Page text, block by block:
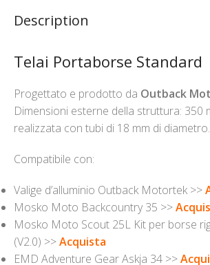
Description
Telai Portaborse Standard
Progettato e prodotto da Outback
Dimensioni esterne della struttura: 350
realizzata con tubi di 18 mm di diametro.
Compatibile con:
Valige d’alluminio Outback Motortek >>
Mosko Moto Backcountry 35 >>
Mosko Moto Scout 25L Kit per borse
(V2.0) >>Acquista
EMD Adventure Gear Askja 34 >>